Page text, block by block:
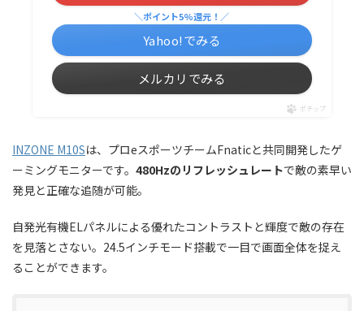
＼ポイント5%還元！／
Yahoo!でみる
メルカリでみる
ポチップ
INZONE M10Sは、プロeスポーツチームFnaticと共同開発したゲ
ーミングモニターです。 480Hzのリフレッシュレートで敵の素早い
発見と正確な追随が可能。
自発光有機ELパネルによる優れたコントラストと輝度で敵の存在
を見落とさない。24.5インチモード搭載で一目で画面全体を捉え
ることができます。